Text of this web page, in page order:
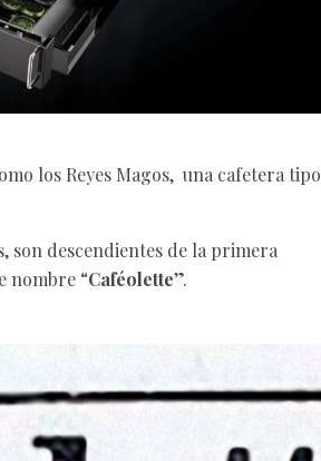
los Reyes Magos, una cafetera tipo
son descendientes de la primera
nombre “Caféolette”.